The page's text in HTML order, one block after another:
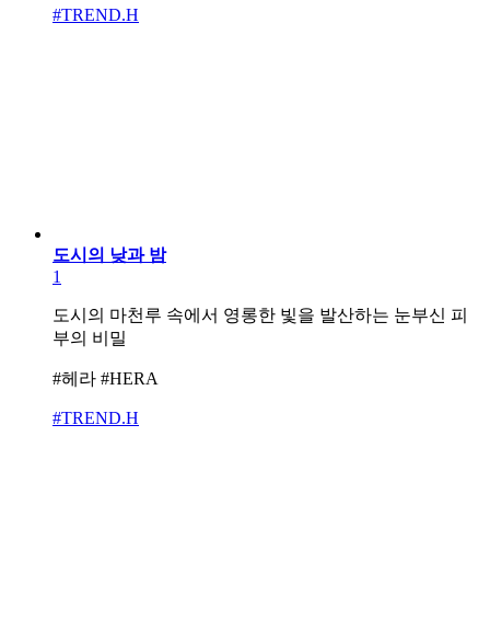
#TREND.H
도시의 낮과 밤
1
도시의 마천루 속에서 영롱한 빛을 발산하는 눈부신 피
부의 비밀
#헤라 #HERA
#TREND.H